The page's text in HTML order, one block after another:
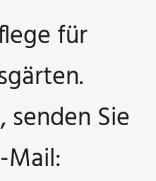
für
senden Sie
Mail: